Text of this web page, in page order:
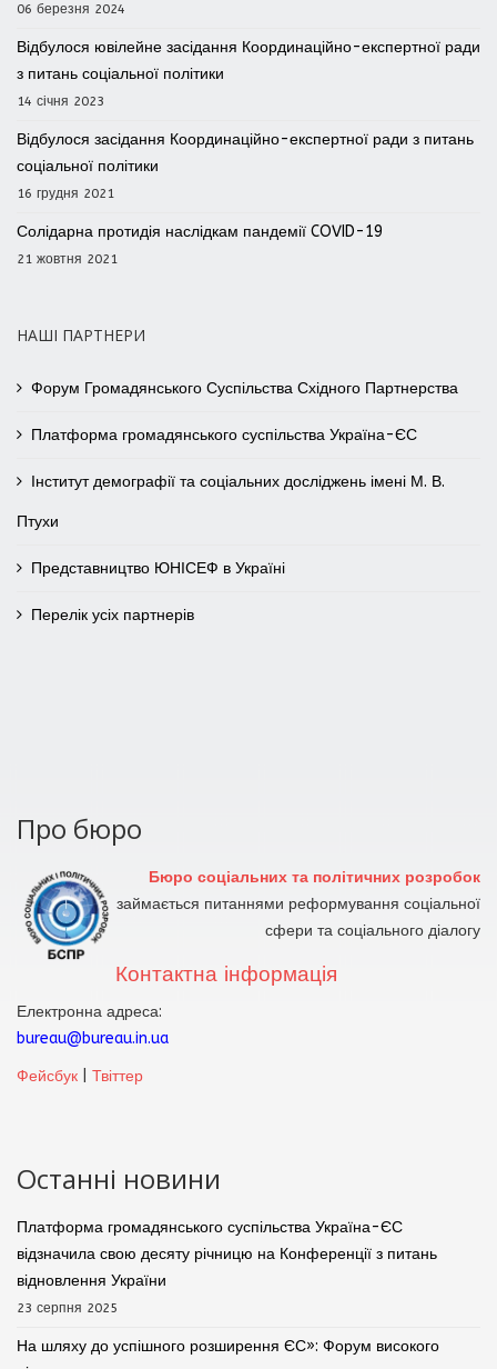
06 березня 2024
Відбулося ювілейне засідання Координаційно-експертної ради
з питань соціальної політики
14 січня 2023
Відбулося засідання Координаційно-експертної ради з питань
соціальної політики
16 грудня 2021
Солідарна протидія наслідкам пандемії COVID-19
21 жовтня 2021
НАШІ ПАРТНЕРИ
Форум Громадянського Суспільства Східного Партнерства
Платформа громадянського суспільства Україна-ЄС
Інститут демографії та соціальних досліджень імені М. В.
Птухи
Представництво ЮНІСЕФ в Україні
Перелік усіх партнерів
Про бюро
Бюро соціальних та політичних розробок
займається питаннями реформування соціальної
сфери та соціального діалогу
Контактна інформація
Електронна адреса:
bureau@bureau.in.ua
Фейсбук
Твіттер
Останні новини
Платформа громадянського суспільства Україна-ЄС
відзначила свою десяту річницю на Конференції з питань
відновлення України
23 серпня 2025
На шляху до успішного розширення ЄС»: Форум високого